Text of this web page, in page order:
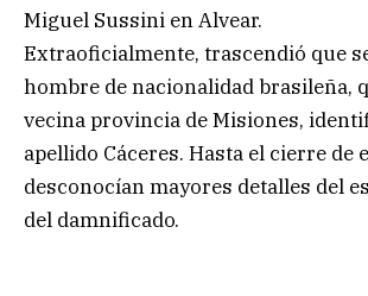
Miguel Sussini en Alvear.
Extraoficialmente, trascendió que
hombre de nacionalidad brasileña,
vecina provincia de Misiones,
apellido Cáceres. Hasta el cierre de
desconocían mayores detalles del
del damnificado.